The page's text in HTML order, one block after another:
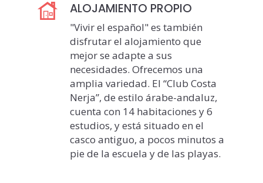
ALOJAMIENTO PROPIO
"Vivir el español" es también
disfrutar el alojamiento que
mejor se adapte a sus
necesidades. Ofrecemos una
amplia variedad. El “Club Costa
Nerja”, de estilo árabe-andaluz,
cuenta con 14 habitaciones y 6
estudios, y está situado en el
casco antiguo, a pocos minutos a
pie de la escuela y de las playas.